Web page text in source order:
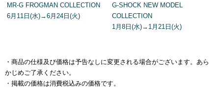
MR-G FROGMAN COLLECTION
6月11日(水)→6月24日(火)
G-SHOCK NEW MODEL
COLLECTION
1月8日(水)→1月21日(火)
・商品の仕様及び価格は予告なしに変更される場合がございます。あら
かじめご了承ください。
・掲載の価格は消費税込みの価格です。